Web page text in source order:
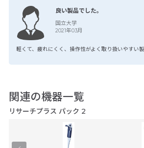
良い製品でした。
軽くて、疲れにくく、操作性がよく取り扱いやすい製
国立大学
2021年03月
関連の機器一覧
リサーチプラス パック 2